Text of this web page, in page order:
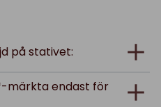
på stativet:
märkta endast för